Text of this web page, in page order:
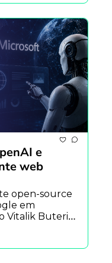
e
web
open-source
em
Vitalik Buterin
mais
para prever